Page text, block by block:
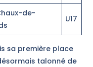
de-
U17
sa première place
talonné de